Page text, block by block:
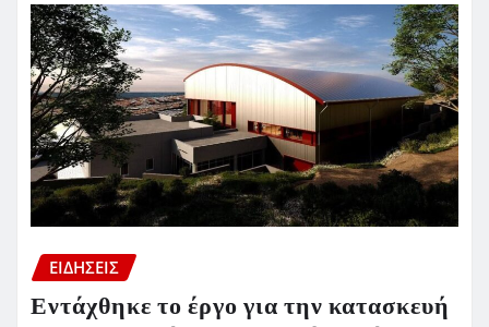
ΕΙΔΗΣΕΙΣ
Εντάχθηκε το έργο για την κατασκευή